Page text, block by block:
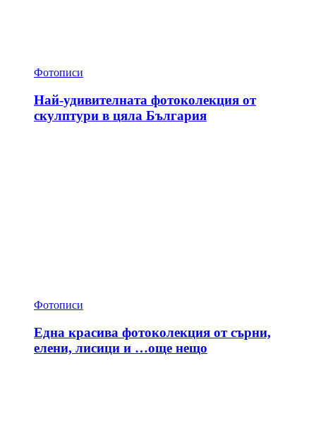
Фотописи
Най-удивителната фотоколекция от
скулптури в цяла България
Фотописи
Една красива фотоколекция от сърни,
елени, лисици и …още нещо